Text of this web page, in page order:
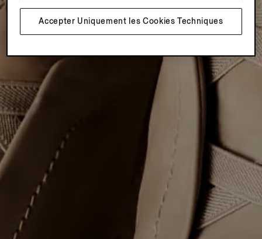
Accepter Uniquement les Cookies Techniques